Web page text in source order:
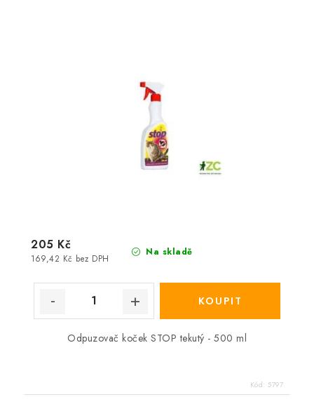
Na skladě
169,42 Kč bez DPH
205 Kč
Odpuzovač koček STOP tekutý - 500 ml
Kód: 5797